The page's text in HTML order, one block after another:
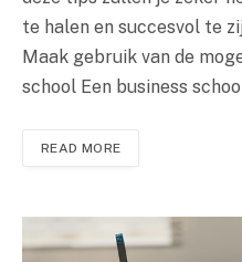
te halen en succesvol te
Maak gebruik van de
school Een business
READ MORE